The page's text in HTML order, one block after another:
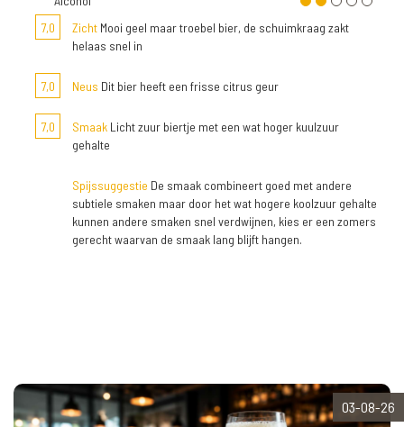
7,0
Zicht Mooi geel maar troebel bier, de schuimkraag zakt
helaas snel in
7,0 Neus Dit bier heeft een frisse citrus geur
7,0 Smaak Licht zuur biertje met een wat hoger kuulzuur
gehalte
Spijssuggestie De smaak combineert goed met andere
subtiele smaken maar door het wat hogere koolzuur gehalte
kunnen andere smaken snel verdwijnen, kies er een zomers
gerecht waarvan de smaak lang blijft hangen.
03-08-26